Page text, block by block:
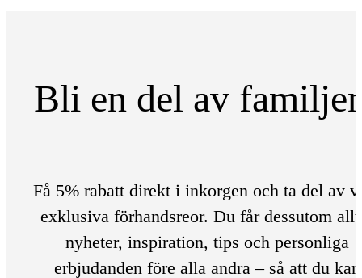
Bli en del av
Få 5% rabatt direkt i inkorgen och ta del av
exklusiva förhandsreor. Du får dessutom
nyheter, inspiration, tips och personliga
erbjudanden före alla andra – så att du kan